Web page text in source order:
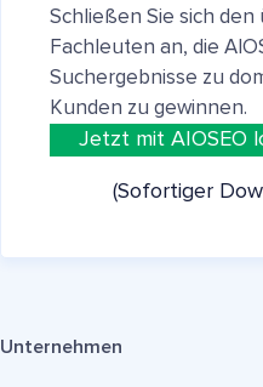
Schließen Sie sich den
Fachleuten an, die
Suchergebnisse zu
Kunden zu gewinnen.
Jetzt mit AIOSEO
(Sofortiger
Unternehmen